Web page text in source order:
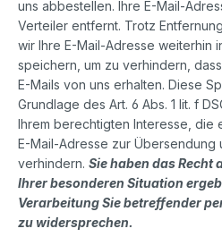
uns abbestellen. Ihre E-Mail-
Verteiler entfernt. Trotz
wir Ihre E-Mail-Adresse weiterhin
speichern, um zu verhindern,
E-Mails von uns erhalten. Diese
Grundlage des Art. 6 Abs. 1 lit. f
Ihrem berechtigten Interesse, die
E-Mail-Adresse zur Übersendung
verhindern. Sie haben das Recht
Ihrer besonderen Situation
Verarbeitung Sie betreffender
zu widersprechen.